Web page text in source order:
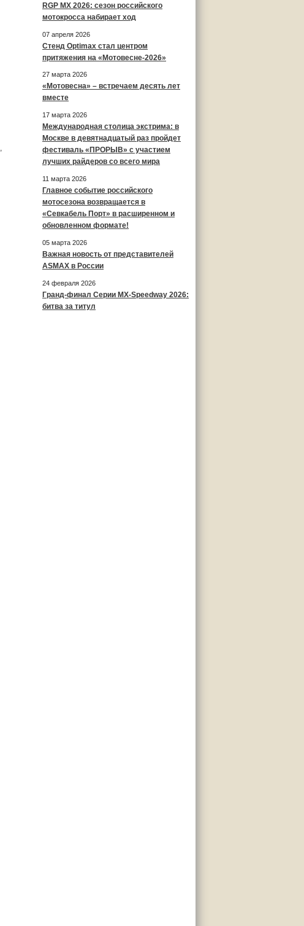
RGP MX 2026: сезон российского
мотокросса набирает ход
07 апреля 2026
Стенд Optimax стал центром
притяжения на «Мотовесне-2026»
27 марта 2026
«Мотовесна» – встречаем десять лет
вместе
17 марта 2026
Международная столица экстрима: в
Москве в девятнадцатый раз пройдет
фестиваль «ПРОРЫВ» с участием
лучших райдеров со всего мира
11 марта 2026
Главное событие российского
мотосезона возвращается в
«Севкабель Порт» в расширенном и
обновленном формате!
05 марта 2026
Важная новость от представителей
ASMAX в России
24 февраля 2026
Гранд-финал Серии MX-Speedway 2026:
битва за титул